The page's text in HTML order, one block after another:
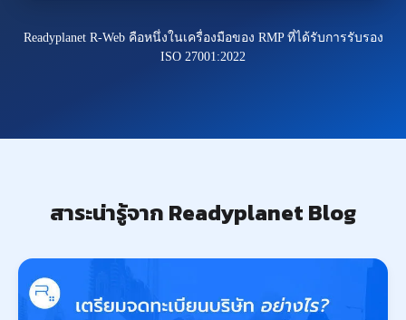
Readyplanet R-Web คือหนึ่งในเครื่องมือของ RMP ที่ได้รับการรับรอง
ISO 27001:2022
สาระน่ารู้จาก Readyplanet Blog